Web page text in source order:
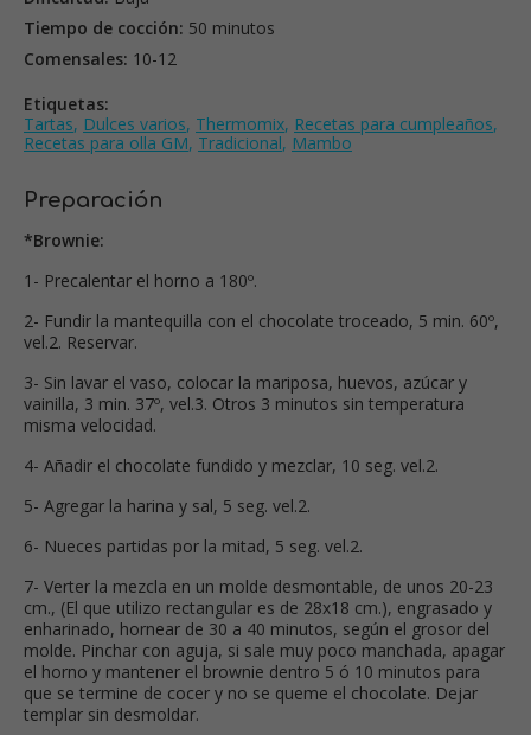
Tiempo de cocción: 50 minutos
Comensales: 10-12
Etiquetas:
Tartas, Dulces varios, Thermomix, Recetas para cumpleaños,
Recetas para olla GM, Tradicional, Mambo
Preparación
*Brownie:
1- Precalentar el horno a 180º.
2- Fundir la mantequilla con el chocolate troceado, 5 min. 60º,
vel.2. Reservar.
3- Sin lavar el vaso, colocar la mariposa, huevos, azúcar y
vainilla, 3 min. 37º, vel.3. Otros 3 minutos sin temperatura
misma velocidad.
4- Añadir el chocolate fundido y mezclar, 10 seg. vel.2.
5- Agregar la harina y sal, 5 seg. vel.2.
6- Nueces partidas por la mitad, 5 seg. vel.2.
7- Verter la mezcla en un molde desmontable, de unos 20-23
cm., (El que utilizo rectangular es de 28x18 cm.), engrasado y
enharinado, hornear de 30 a 40 minutos, según el grosor del
molde. Pinchar con aguja, si sale muy poco manchada, apagar
el horno y mantener el brownie dentro 5 ó 10 minutos para
que se termine de cocer y no se queme el chocolate. Dejar
templar sin desmoldar.